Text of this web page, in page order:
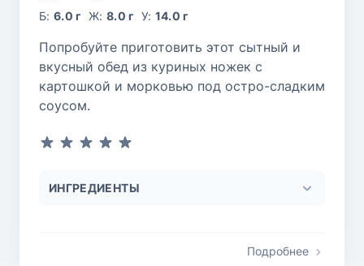
Б:6.0 г Ж: 8.0 г У: 14.0 г
Попробуйте приготовить этот сытный и
вкусный обед из куриных ножек с
картошкой и морковью под остро-сладким
соусом.
ИНГРЕДИЕНТЫ
Подробнее